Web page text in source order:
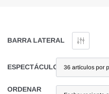
BARRA LATERAL
ESPECTÁCULO
ORDENAR